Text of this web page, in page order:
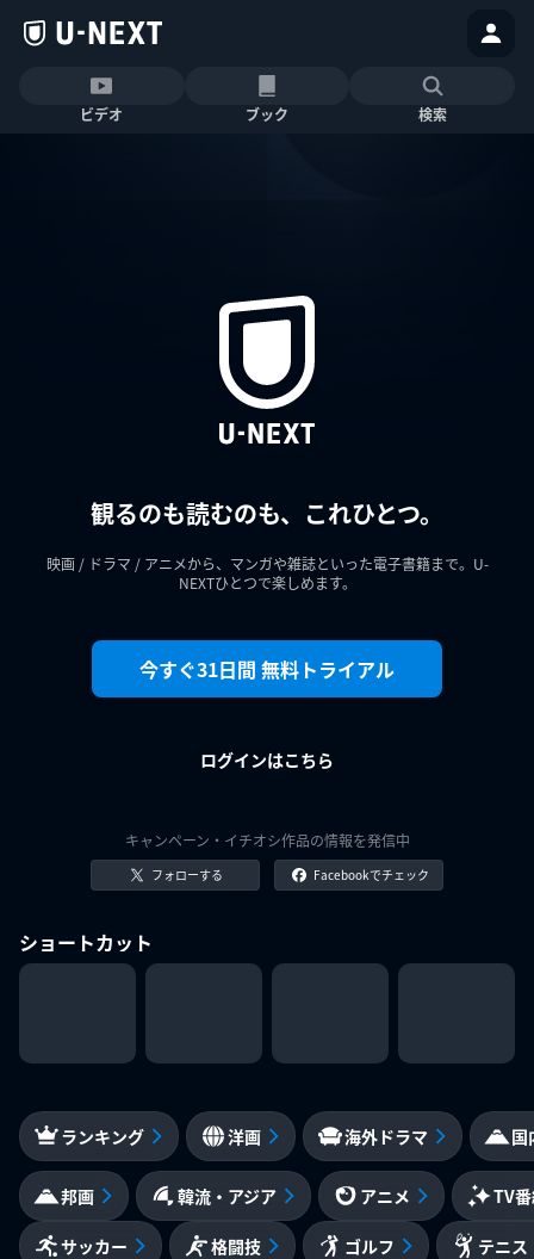
ビデオ ブック 検索
観るのも読むのも、これひとつ。
映画 / ドラマ / アニメから、マンガや雑誌といった電子書籍まで。U-
NEXTひとつで楽しめます。
今すぐ31日間 無料トライアル
ログインはこちら
キャンペーン・イチオシ作品の情報を発信中
フォローする Facebookでチェック
ショートカット
ランキング 洋画 海外ドラマ 国
邦画 韓流・アジア アニメ TV
サッカー 格闘技 ゴルフ テニス